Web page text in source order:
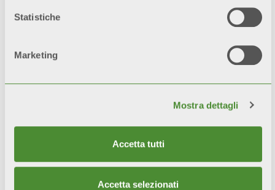
Statistiche
Marketing
Mostra dettagli
Accetta tutti
Accetta selezionati